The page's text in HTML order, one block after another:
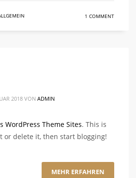
1 COMMENT
2018 VON ADMIN
WordPress Theme Sites. This is
or delete it, then start blogging!
MEHR ERFAHREN